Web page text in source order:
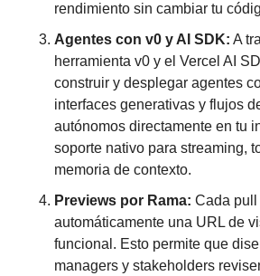
rendimiento sin cambiar tu
Agentes con v0 y AI SDK: A
herramienta v0 y el Vercel AI
construir y desplegar agentes
interfaces generativas y flujos
autónomos directamente en tu
soporte nativo para streaming,
memoria de contexto.
Previews por Rama: Cada pull
automáticamente una URL de
funcional. Esto permite que
managers y stakeholders